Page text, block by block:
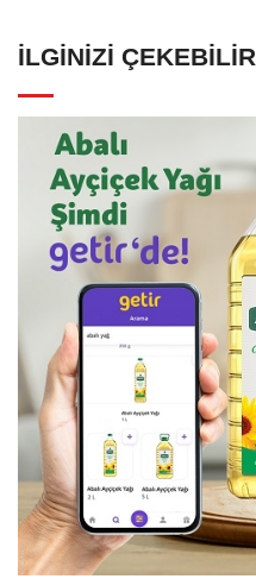
İLGINIZI ÇEKEBILIR